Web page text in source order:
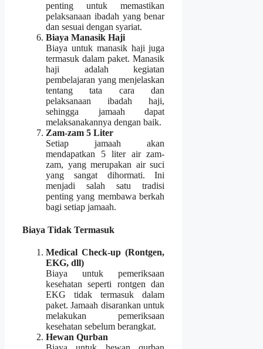
penting untuk memastikan
pelaksanaan ibadah yang benar
dan sesuai dengan syariat.
Biaya Manasik Haji
Biaya untuk manasik haji juga
termasuk dalam paket. Manasik
haji adalah kegiatan
pembelajaran yang menjelaskan
tentang tata cara dan
pelaksanaan ibadah haji,
sehingga jamaah dapat
melaksanakannya dengan baik.
Zam-zam 5 Liter
Setiap jamaah akan
mendapatkan 5 liter air zam-
zam, yang merupakan air suci
yang sangat dihormati. Ini
menjadi salah satu tradisi
penting yang membawa berkah
bagi setiap jamaah.
Biaya Tidak Termasuk
Medical Check-up (Rontgen,
EKG, dll)
Biaya untuk pemeriksaan
kesehatan seperti rontgen dan
EKG tidak termasuk dalam
paket. Jamaah disarankan untuk
melakukan pemeriksaan
kesehatan sebelum berangkat.
Hewan Qurban